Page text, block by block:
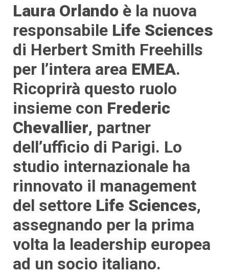
Laura Orlando è la nuova
responsabile Life Sciences
di Herbert Smith Freehills
per l’intera area EMEA.
Ricoprirà questo ruolo
insieme con Frederic
Chevallier, partner
dell’ufficio di Parigi. Lo
studio internazionale ha
rinnovato il management
del settore Life Sciences,
assegnando per la prima
volta la leadership europea
ad un socio italiano.